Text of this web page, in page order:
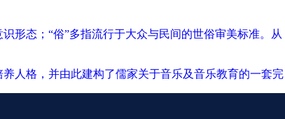
形态；“俗”多指流行于大众与民间的世俗审美标准。从
人格，并由此建构了儒家关于音乐及音乐教育的一套完